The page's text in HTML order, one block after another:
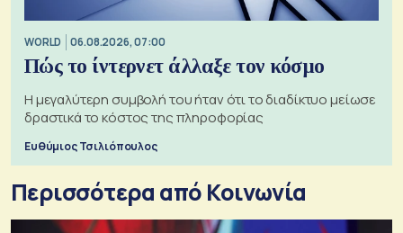
WORLD 06.08.2026, 07:00
Πώς το ίντερνετ άλλαξε τον κόσμο
Η μεγαλύτερη συμβολή του ήταν ότι το διαδίκτυο μείωσε
δραστικά το κόστος της πληροφορίας
Ευθύμιος Τσιλιόπουλος
Περισσότερα από Κοινωνία